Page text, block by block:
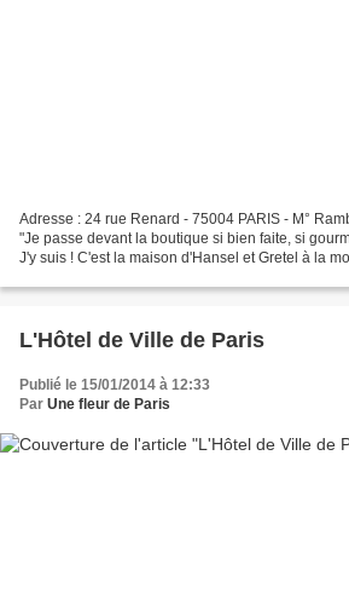
Adresse : 24 rue Renard - 75004 PARIS - M°
"Je passe devant la boutique si bien faite, si
J'y suis ! C'est la maison d'Hansel et Gretel à la
L'Hôtel de Ville de Paris
Publié le 15/01/2014 à 12:33
Par Une fleur de Paris